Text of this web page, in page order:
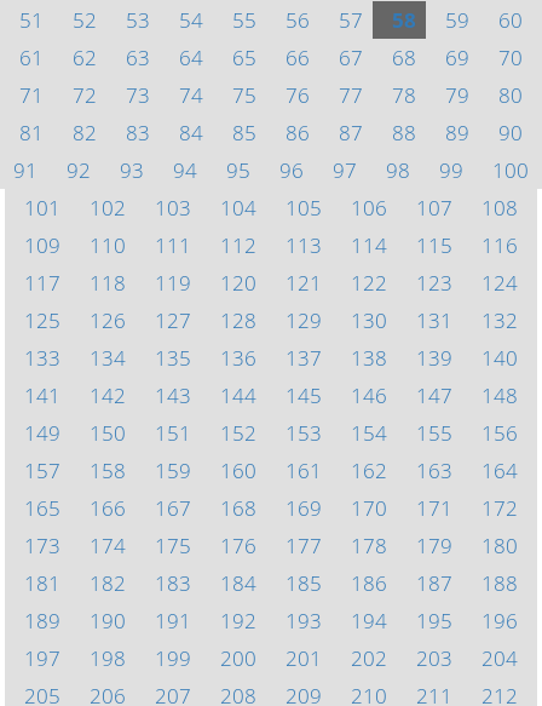
51
52 53 54 55 56 57 58 59
60
61
62 63 64 65 66 67 68 69
70
71
72 73 74 75 76 77 78 79
80
81
82 83 84 85 86 87 88 89
90
91
92 93 94 95 96 97 98 99
100
101
102 103 104 105 106 107
108
109
110 111 112 113 114 115
116
117
118 119 120 121 122 123
124
125
126 127 128 129 130 131
132
133
134 135 136 137 138 139
140
141
142 143 144 145 146 147
148
149
150 151 152 153 154 155
156
157
158 159 160 161 162 163
164
165
166 167 168 169 170 171
172
173
174 175 176 177 178 179
180
181
182 183 184 185 186 187
188
189
190 191 192 193 194 195
196
197
198 199 200 201 202 203
204
205
206 207 208 209 210 211 212